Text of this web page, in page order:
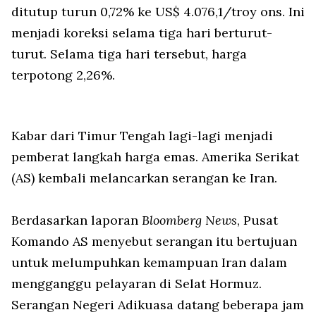
ditutup turun 0,72% ke US$ 4.076,1/troy ons. Ini
menjadi koreksi selama tiga hari berturut-
turut. Selama tiga hari tersebut, harga
terpotong 2,26%.
Kabar dari Timur Tengah lagi-lagi menjadi
pemberat langkah harga emas. Amerika Serikat
(AS) kembali melancarkan serangan ke Iran.
Berdasarkan laporan Bloomberg News, Pusat
Komando AS menyebut serangan itu bertujuan
untuk melumpuhkan kemampuan Iran dalam
mengganggu pelayaran di Selat Hormuz.
Serangan Negeri Adikuasa datang beberapa jam